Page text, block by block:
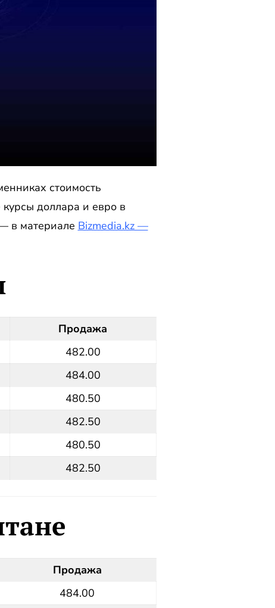
стоимость
доллара и евро в
в материале Bizmedia.kz —
Продажа
482.00
484.00
480.50
482.50
480.50
482.50
Продажа
484.00